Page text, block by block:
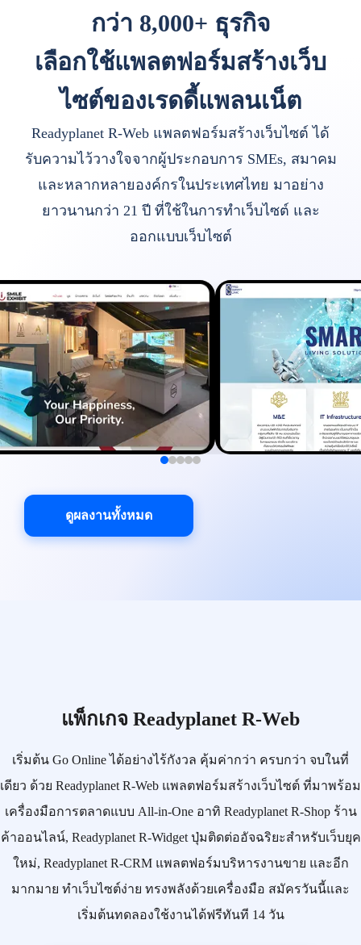
กว่า 8,000+ ธุรกิจ
เลือกใช้แพลตฟอร์มสร้างเว็บ
ไซต์ของเรดดี้แพลนเน็ต
Readyplanet R-Web แพลตฟอร์มสร้างเว็บไซต์ ได้
รับความไว้วางใจจากผู้ประกอบการ SMEs, สมาคม
และหลากหลายองค์กรในประเทศไทย มาอย่าง
ยาวนานกว่า 21 ปี ที่ใช้ในการทำเว็บไซต์ และ
ออกแบบเว็บไซต์
ดูผลงานทั้งหมด
แพ็กเกจ Readyplanet R-Web
เริ่มต้น Go Onlineได้อย่างไร้กังวล คุ้มค่ากว่า ครบกว่า จบในที่
เดียว ด้วย Readyplanet R-Web แพลตฟอร์มสร้างเว็บไซต์ ที่มาพร้อม
เครื่องมือการตลาดแบบ All-in-Oneอาทิ Readyplanet R-Shopร้าน
ค้าออนไลน์, Readyplanet R-Widgetปุ่มติดต่ออัจฉริยะสำหรับเว็บยุค
ใหม่, Readyplanet R-CRMแพลตฟอร์มบริหารงานขาย และอีก
มากมาย ทำเว็บไซต์ง่าย ทรงพลังด้วยเครื่องมือ สมัครวันนี้และ
เริ่มต้นทดลองใช้งานได้ฟรีทันที 14 วัน